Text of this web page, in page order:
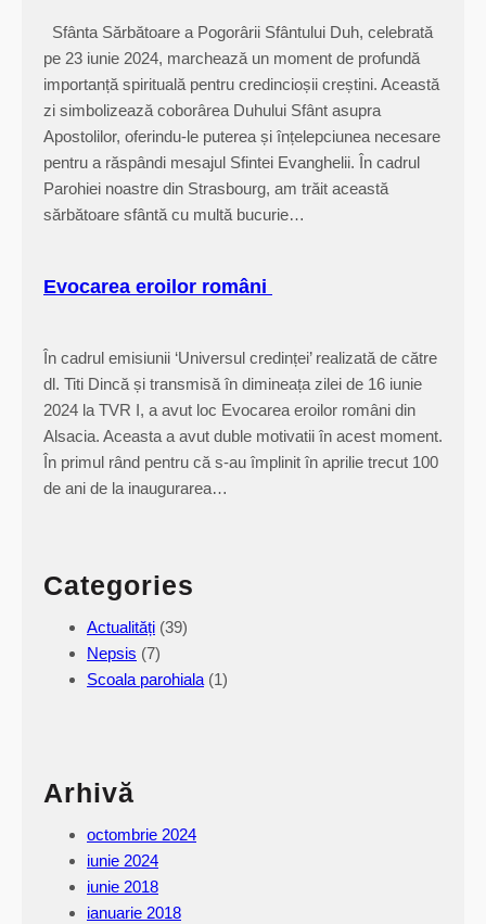
o
m
a
n
d
i
n
S
l
t
Sfânta Sărbătoare a Pogorârii Sfântului Duh, celebrată
pe 23 iunie 2024, marchează un moment de profundă
importanță spirituală pentru credincioșii creștini. Această
zi simbolizează coborârea Duhului Sfânt asupra
Apostolilor, oferindu-le puterea și înțelepciunea necesare
pentru a răspândi mesajul Sfintei Evanghelii. În cadrul
Parohiei noastre din Strasbourg, am trăit această
sărbătoare sfântă cu multă bucurie…
Evocarea eroilor români
În cadrul emisiunii ‘Universul credinței’ realizată de către
dl. Titi Dincă și transmisă în dimineața zilei de 16 iunie
2024 la TVR I, a avut loc Evocarea eroilor români din
Alsacia. Aceasta a avut duble motivatii în acest moment.
În primul rând pentru că s-au împlinit în aprilie trecut 100
de ani de la inaugurarea…
Categories
Actualități (39)
Nepsis (7)
Scoala parohiala (1)
Arhivă
octombrie 2024
iunie 2024
iunie 2018
ianuarie 2018